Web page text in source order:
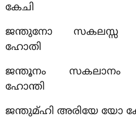
കേചി
ജന്തുനോ സകലസ്സ
ഹോതി
ജന്തൂനം സകലാനം
ഹോന്തി
ജന്തുമ്ഹി അരിയേ യോ